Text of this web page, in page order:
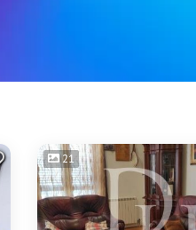
21